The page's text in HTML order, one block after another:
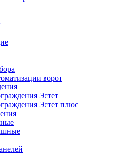
ворот
Эстет
Эстет плюс